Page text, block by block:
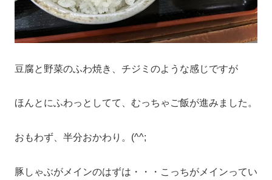
豆腐と野菜のふわ焼き、チジミのような感じですが
ほんとにふわっとしてて、むっちゃご飯が進みました。
おもわず、半分おかわり。(^^;
豚しゃぶがメインのはずは・・・こっちがメインってい